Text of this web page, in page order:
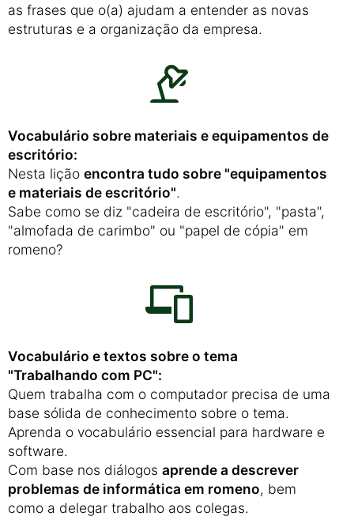
as frases que o(a) ajudam a entender as novas
estruturas e a organização da empresa.
Vocabulário sobre materiais e equipamentos de
escritório:
Nesta lição encontra tudo sobre "equipamentos
e materiais de escritório".
Sabe como se diz "cadeira de escritório", "pasta",
"almofada de carimbo" ou "papel de cópia" em
romeno?
Vocabulário e textos sobre o tema
"Trabalhando com PC":
Quem trabalha com o computador precisa de uma
base sólida de conhecimento sobre o tema.
Aprenda o vocabulário essencial para hardware e
software.
Com base nos diálogos aprende a descrever
problemas de informática em romeno, bem
como a delegar trabalho aos colegas.